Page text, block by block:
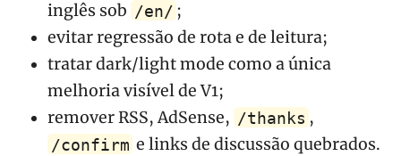
inglês sob /en/ ;
evitar regressão de rota e de leitura;
tratar dark/light mode como a única
melhoria visível de V1;
remover RSS, AdSense, /thanks ,
/confirm e links de discussão quebrados.